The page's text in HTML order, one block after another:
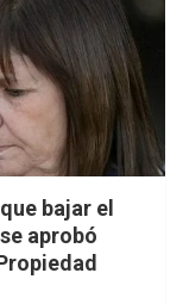
bajar el
aprobó